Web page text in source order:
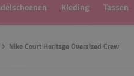
Kleding Tassen
Nike Court Heritage Oversized Crew